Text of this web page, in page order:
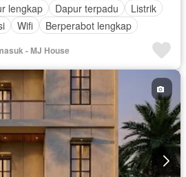
lengkap Dapur terpadu
Listrik
Wifi Berperabot lengkap
- MJ House